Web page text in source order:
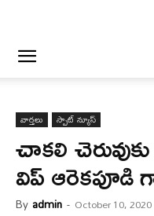
వార్త‌లు స్పాట్ న్యూస్
చాక‌లి
విప్ ఆరెకపూడి
By admin - October 10, 2020